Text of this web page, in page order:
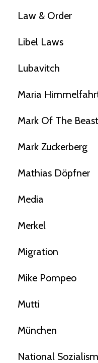
Law & Order
Libel Laws
Lubavitch
Maria
Mark Of The Beast
Mark Zuckerberg
Mathias Döpfner
Media
Merkel
Migration
Mike Pompeo
Mutti
München
National